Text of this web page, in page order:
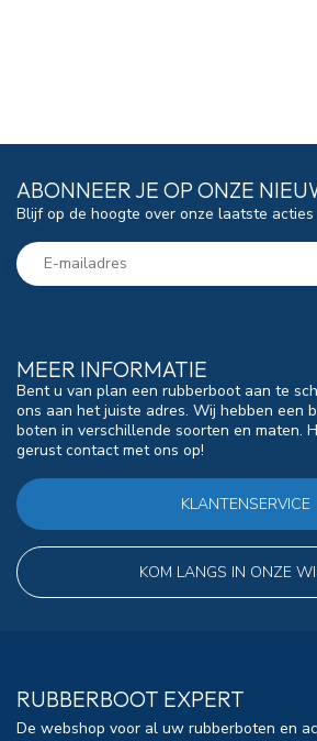
MEER INFORMATIE
Bent u van plan een rubberboot aan te
ons aan het juiste adres. Wij hebben een
boten in verschillende soorten en maten.
gerust contact met ons op!
KLANTENSERVICE
KOM LANGS IN ONZE
ABONNEER JE OP ONZE
Blijf op de hoogte over onze laatste acties
RUBBERBOOT EXPERT
De webshop voor al uw rubberboten en